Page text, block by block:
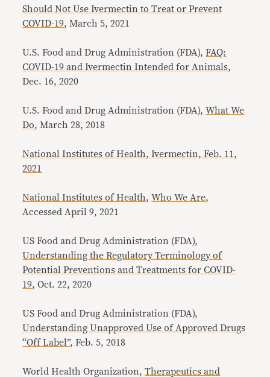
Should Not Use Ivermectin to Treat or Prevent
COVID-19, March 5, 2021
U.S. Food and Drug Administration (FDA),FAQ:
COVID-19 and Ivermectin Intended for Animals,
Dec. 16, 2020
U.S. Food and Drug Administration (FDA),What We
Do, March 28, 2018
National Institutes of Health,Ivermectin, Feb. 11,
2021
National Institutes of Health,Who We Are,
Accessed April 9, 2021
US Food and Drug Administration (FDA),
Understanding the Regulatory Terminology of
Potential Preventions and Treatments for COVID-
19, Oct. 22, 2020
US Food and Drug Administration (FDA),
Understanding Unapproved Use of Approved Drugs
“Off Label”, Feb. 5, 2018
World Health Organization,Therapeutics and